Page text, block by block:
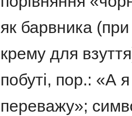
як барвника
крему для
побуті, пор.: «А
переважу»;